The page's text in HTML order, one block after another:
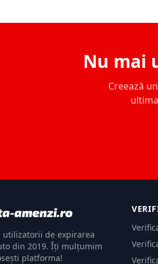
Nu mai
Creează
utilizatorii de expirarea
din 2019. Îți mulțumim
platforma!